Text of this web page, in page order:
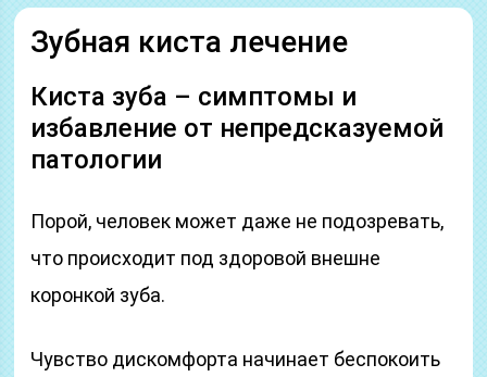
Зубная киста лечение
Киста зуба – симптомы и
избавление от непредсказуемой
патологии
Порой, человек может даже не подозревать,
что происходит под здоровой внешне
коронкой зуба.
Чувство дискомфорта начинает беспокоить